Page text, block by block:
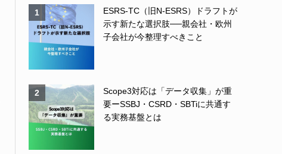
1
ESRS-TC（旧N-ESRS）ドラフトが
示す新たな選択肢──親会社・欧州
子会社が今整理すべきこと
2
Scope3対応は「データ収集」が重
要ーSSBJ・CSRD・SBTiに共通す
る実務基盤とは